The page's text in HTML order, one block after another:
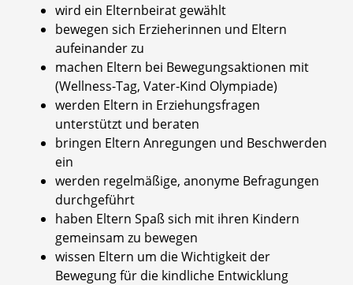
wird ein Elternbeirat gewählt
bewegen sich Erzieherinnen und Eltern
aufeinander zu
machen Eltern bei Bewegungsaktionen mit
(Wellness-Tag, Vater-Kind Olympiade)
werden Eltern in Erziehungsfragen
unterstützt und beraten
bringen Eltern Anregungen und Beschwerden
ein
werden regelmäßige, anonyme Befragungen
durchgeführt
haben Eltern Spaß sich mit ihren Kindern
gemeinsam zu bewegen
wissen Eltern um die Wichtigkeit der
Bewegung für die kindliche Entwicklung